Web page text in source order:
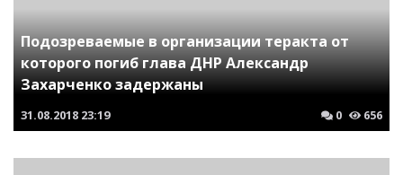
Подозреваемые в организации теракта от
которого погиб глава ДНР Александр
Захарченко задержаны
31.08.2018 23:19 0 656